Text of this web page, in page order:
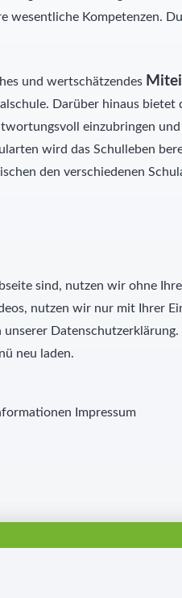
Kompetenzen.
und wertschätzendes
Darüber hinaus bietet
einzubringen
wird das Schulleben
den verschiedenen
sind, nutzen wir ohne
nutzen wir nur mit Ihrer
neu laden.
Impressum